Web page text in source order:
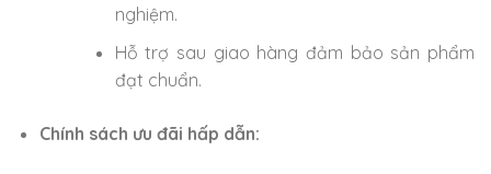
nghiệm.
Hỗ trợ sau giao hàng đảm bảo sản phẩm
đạt chuẩn.
Chính sách ưu đãi hấp dẫn: